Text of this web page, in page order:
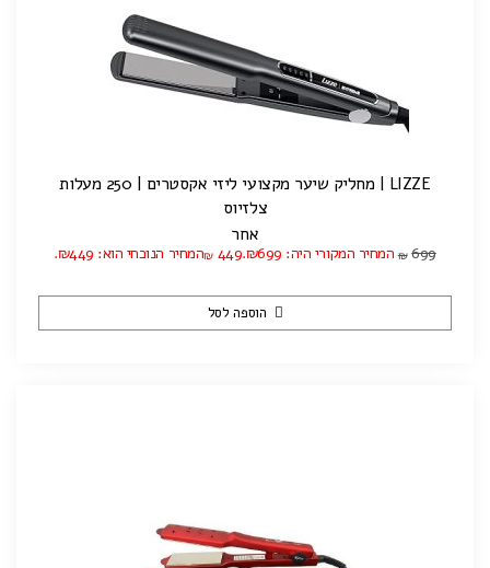
LIZZE | מחליק שיער מקצועי ליזי אקסטרים | 250 מעלות
צלזיוס
אחר
₪ 699 המחיר המקורי היה: ₪699. ₪ 449 המחיר הנוכחי הוא: ₪449.
הוספה לסל